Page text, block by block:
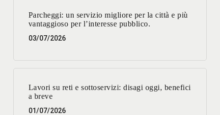
Parcheggi: un servizio migliore per la città e più
vantaggioso per l’interesse pubblico.
03/07/2026
Lavori su reti e sottoservizi: disagi oggi, benefici
a breve
01/07/2026